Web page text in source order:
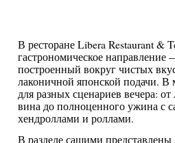
В ресторане Libera Restaurant &
гастрономическое
построенный вокруг чистых
лаконичной японской подачи.
для разных сценариев вечера: от
вина до полноценного ужина с
хендроллами и роллами.
В разделе сашими представлены